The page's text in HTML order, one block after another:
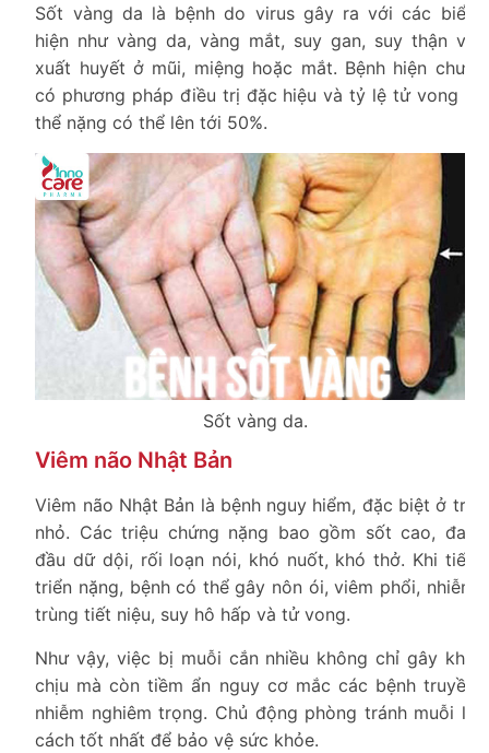
Sốt vàng da là bệnh do virus gây ra với các biểu
hiện như vàng da, vàng mắt, suy gan, suy thận và
xuất huyết ở mũi, miệng hoặc mắt. Bệnh hiện chưa
có phương pháp điều trị đặc hiệu và tỷ lệ tử vong ở
thể nặng có thể lên tới 50%.
Sốt vàng da.
Viêm não Nhật Bản
Viêm não Nhật Bản là bệnh nguy hiểm, đặc biệt ở trẻ
nhỏ. Các triệu chứng nặng bao gồm sốt cao, đau
đầu dữ dội, rối loạn nói, khó nuốt, khó thở. Khi tiến
triển nặng, bệnh có thể gây nôn ói, viêm phổi, nhiễm
trùng tiết niệu, suy hô hấp và tử vong.
Như vậy, việc bị muỗi cắn nhiều không chỉ gây khó
chịu mà còn tiềm ẩn nguy cơ mắc các bệnh truyền
nhiễm nghiêm trọng. Chủ động phòng tránh muỗi là
cách tốt nhất để bảo vệ sức khỏe.